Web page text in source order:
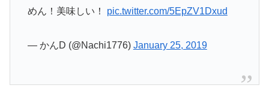
めん！美味しい！ pic.twitter.com/5EpZV1Dxud
— かんD (@Nachi1776) January 25, 2019